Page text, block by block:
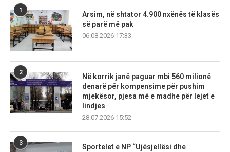
1
Arsim, në shtator 4.900 nxënës të klasës
së parë më pak
06.08.2026 17:33
2
Në korrik janë paguar mbi 560 milionë
denarë për kompensime për pushim
mjekësor, pjesa më e madhe për lejet e
lindjes
28.07.2026 15:52
3
Sportelet e NP “Ujësjellësi dhe